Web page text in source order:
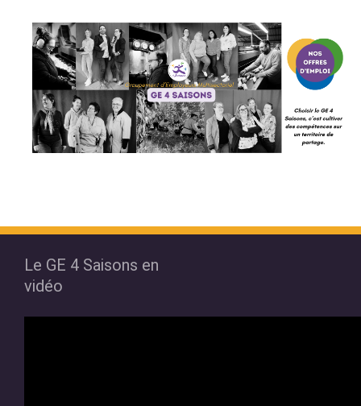
Le GE 4 Saisons en
vidéo